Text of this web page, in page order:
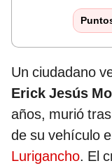
Un ciudadano
Erick Jesús
años, murió
de su vehículo
Lurigancho. El